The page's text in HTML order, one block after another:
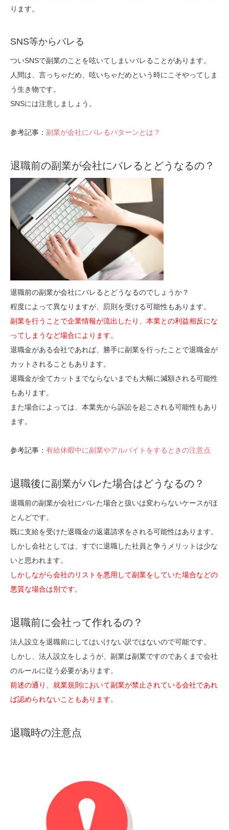
ります。
SNS等からバレる
ついSNSで副業のことを呟いてしまいバレることがあります。
人間は、言っちゃだめ、呟いちゃだめという時にこそやってしま
う生き物です。
SNSには注意しましょう。
参考記事： 副業が会社にバレるパターンとは？
退職前の副業が会社にバレるとどうなるの？
退職前の副業が会社にバレるとどうなるのでしょうか？
程度によって異なりますが、罰則を受ける可能性もあります。
副業を行うことで企業情報が流出したり、本業との利益相反にな
ってしまうなど場合によります。
退職金がある会社であれば、勝手に副業を行ったことで退職金が
カットされることもあります。
退職金が全てカットまでならないまでも大幅に減額される可能性
もあります。
また場合によっては、本業先から訴訟を起こされる可能性もあり
ます。
参考記事： 有給休暇中に副業やアルバイトをするときの注意点
退職後に副業がバレた場合はどうなるの？
退職前の副業が会社にバレた場合と扱いは変わらないケースがほ
とんどです。
既に支給を受けた退職金の返還請求をされる可能性はあります。
しかし会社としては、すでに退職した社員と争うメリットは少な
いと思われます。
しかしながら会社のリストを悪用して副業をしていた場合などの
悪質な場合は別です。
退職前に会社って作れるの？
法人設立を退職前にしてはいけない訳ではないので可能です。
しかし、法人設立をしようが、副業は副業ですのであくまで会社
のルールに従う必要があります。
前述の通り、就業規則において副業が禁止されている会社であれ
ば認められないこともあります。
退職時の注意点